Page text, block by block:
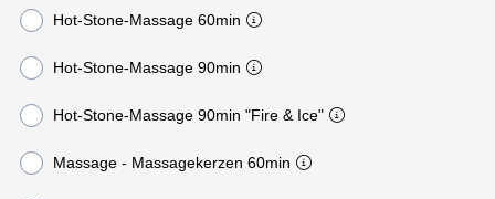
Hot-Stone-Massage 60min
Hot-Stone-Massage 90min
Hot-Stone-Massage 90min "Fire & Ice"
Massage - Massagekerzen 60min